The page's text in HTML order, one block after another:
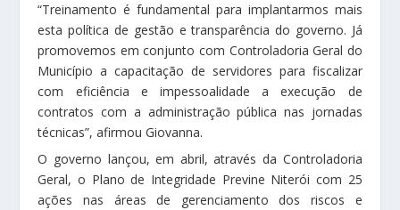
“Treinamento é fundamental para implantarmos mais
esta política de gestão e transparência do governo. Já
promovemos em conjunto com Controladoria Geral do
Município a capacitação de servidores para fiscalizar
com eficiência e impessoalidade a execução de
contratos com a administração pública nas jornadas
técnicas”, afirmou Giovanna.
O governo lançou, em abril, através da Controladoria
Geral, o Plano de Integridade Previne Niterói com 25
ações nas áreas de gerenciamento dos riscos e